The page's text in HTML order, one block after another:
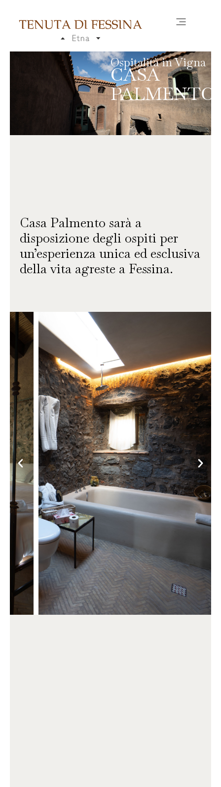
Ospitalità in Vigna
CASA
PALMENTO
Casa Palmento sarà a
disposizione degli ospiti per
un’esperienza unica ed esclusiva
della vita agreste a Fessina.